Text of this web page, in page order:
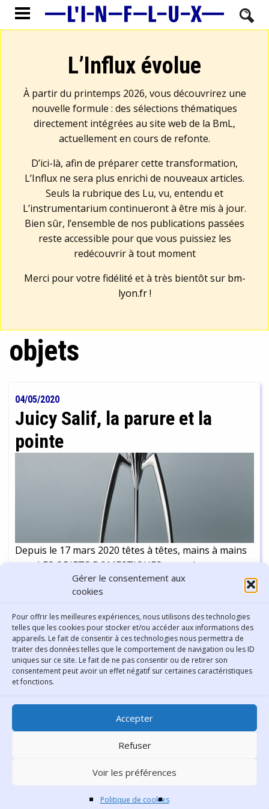
Gérer le consentement aux
cookies
Pour offrir les meilleures expériences, nous utilisons des technologies
telles que les cookies pour stocker et/ou accéder aux informations des
appareils. Le fait de consentir à ces technologies nous permettra de
traiter des données telles que le comportement de navigation ou les ID
uniques sur ce site. Le fait de ne pas consentir ou de retirer son
consentement peut avoir un effet négatif sur certaines caractéristiques
et fonctions.
Accepter
Refuser
Voir les préférences
Politique de cookies
L’Influx évolue
À partir du printemps 2026, vous découvrirez une
nouvelle formule : des sélections thématiques
directement intégrées au site web de la BmL,
actuellement en cours de refonte.
D’ici-là, afin de préparer cette transformation,
L’Influx ne sera plus enrichi de nouveaux articles.
Seuls la rubrique des Lu, vu, entendu et
L’instrumentarium continueront à être mis à jour.
Bien sûr, l’ensemble de nos publications passées
reste accessible pour que vous puissiez les
redécouvrir à tout moment
Merci pour votre fidélité et à très bientôt sur bm-
lyon.fr!
objets
04/05/2020
Juicy Salif, la parure et la
pointe
Depuis le 17 mars 2020 têtes à têtes, mains à mains
avec LES OBJETS DOMESTIQUES sont plus
fréquents. Nous les côtoyons, regardons, utilisons,
fatiguons intensément, plus ou moins voire pas du
tout. Certains intègrent ou quittent nos placards et
vitrines, s’affichent telles, sinon des œuvres d’art, des
curiosités vertueuses. Une intimité toute particulière
peut se tisser (si nous les avions oubliés, négligés)
ou se rejoue tout simplement, du BALLET DE
L’USAGE à celui de la CONTEMPLATION. Ainsi, le
temps pris, pour poser nos regards sur les choses
tout près de nous, participe au développement d’une
imagination confinée mais LIBRE.
Continuer la lecture- 5 min
Bibliothèque municipale de
Lyon
30 Boulevard Vivier-Merle
Téléphone
Contacter le comité éditorial